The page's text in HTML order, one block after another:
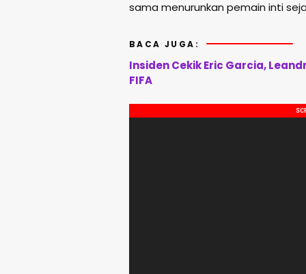
sama menurunkan pemain inti
BACA JUGA:
Insiden Cekik Eric Garcia,
FIFA